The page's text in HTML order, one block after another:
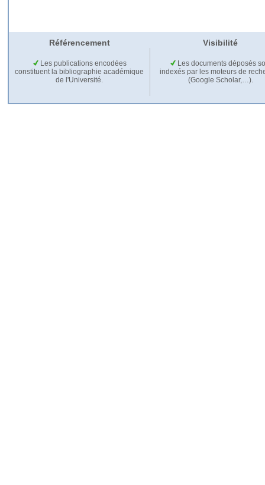
Référencement Visibilité
Les publications encodées
constituent la bibliographie académique
de l'Université.
Les documents déposés
indexés par les moteurs de
(Google Scholar,…).